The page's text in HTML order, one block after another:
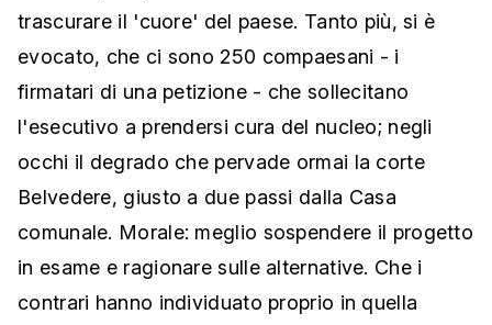
trascurare il 'cuore' del paese. Tanto più, si è
evocato, che ci sono 250 compaesani - i
firmatari di una petizione - che sollecitano
l'esecutivo a prendersi cura del nucleo; negli
occhi il degrado che pervade ormai la corte
Belvedere, giusto a due passi dalla Casa
comunale. Morale: meglio sospendere il progetto
in esame e ragionare sulle alternative. Che i
contrari hanno individuato proprio in quella